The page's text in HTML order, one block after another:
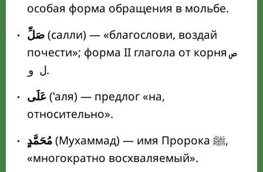
особая форма обращения в мольбе.
صَلِّ(салли) — «благослови, воздай
почести»; форма II глагола от корняص
ل و.
عَلَى(ʽаля) — предлог «на,
относительно».
مُحَمَّدٍ(Мухаммад) — имя Пророка ﷺ,
«многократно восхваляемый».